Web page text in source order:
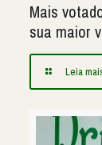
Mais
sua maior
Leia